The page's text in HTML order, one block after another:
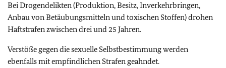
Bei Drogendelikten (Produktion, Besitz, Inverkehrbringen,
Anbau von Betäubungsmitteln und toxischen Stoffen) drohen
Haftstrafen zwischen drei und 25 Jahren.
Verstöße gegen die sexuelle Selbstbestimmung werden
ebenfalls mit empfindlichen Strafen geahndet.